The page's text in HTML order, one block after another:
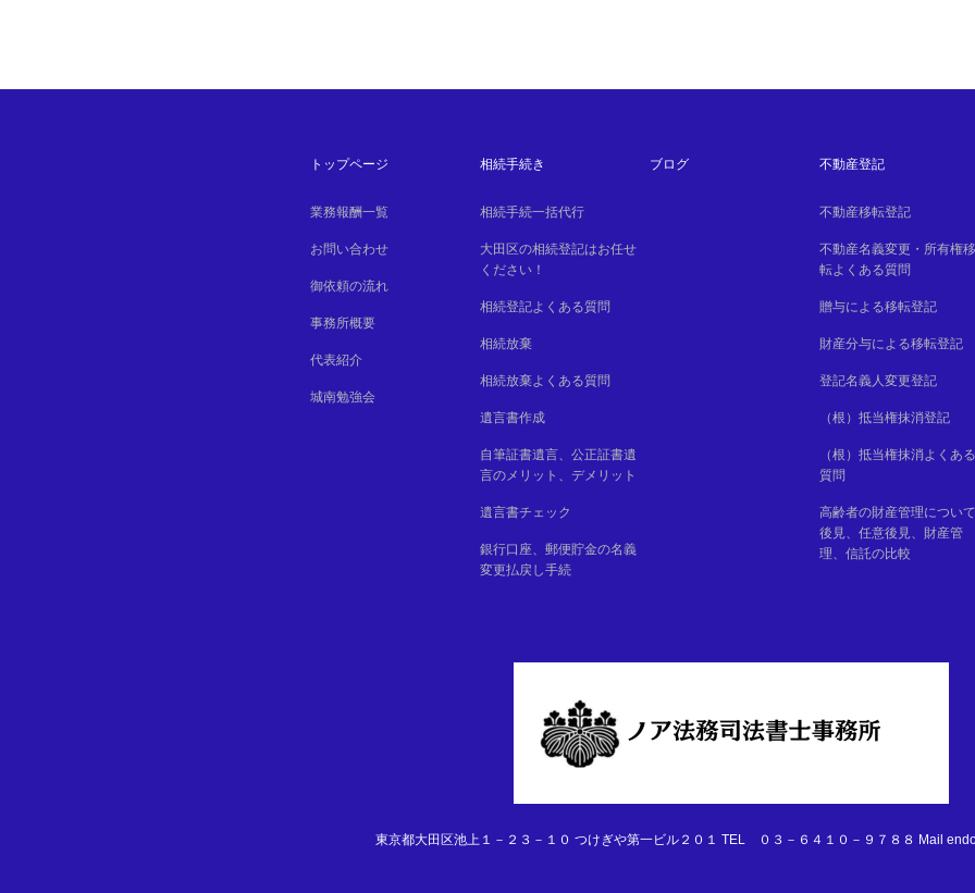
トップページ
業務報酬一覧
お問い合わせ
御依頼の流れ
事務所概要
代表紹介
城南勉強会
相続手続き
相続手続一括代行
大田区の相続登記はお任せ
ください！
相続登記よくある質問
相続放棄
相続放棄よくある質問
遺言書作成
自筆証書遺言、公正証書遺
言のメリット、デメリット
遺言書チェック
銀行口座、郵便貯金の名義
変更払戻し手続
ブログ 不動産登記
不動産移転登記
不動産名義変更・所有権移
転よくある質問
贈与による移転登記
財産分与による移転登記
登記名義人変更登記
（根）抵当権抹消登記
（根）抵当権抹消よくある
質問
高齢者の財産管理について
後見、任意後見、財産管
理、信託の比較
東京都大田区池上１－２３－１０ つけぎや第一ビル２０１ TEL ０３－６４１０－９７８８ Mail